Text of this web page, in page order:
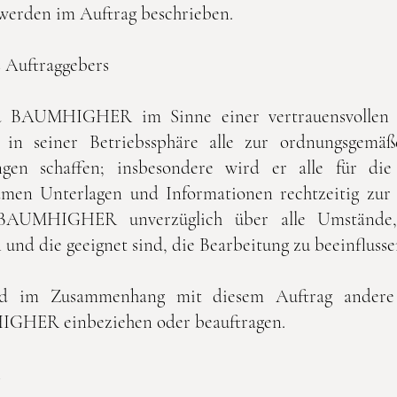
im Auftrag beschrieben.
im Sinne einer vertrauensvollen
seiner Betriebssphäre alle zur
schaffen; insbesondere wird er alle für die
Unterlagen und Informationen rechtzeitig zur
unverzüglich über alle
die geeignet sind, die Bearbeitung zu
im Zusammenhang mit diesem Auftrag
einbeziehen oder beauftragen.